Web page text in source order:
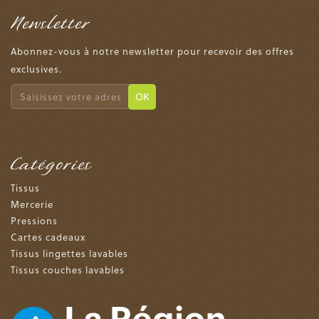
Newsletter
Abonnez-vous à notre newsletter pour recevoir des offres
exclusives.
OK
Catégories
Tissus
Mercerie
Pressions
Cartes cadeaux
Tissus lingettes lavables
Tissus couches lavables